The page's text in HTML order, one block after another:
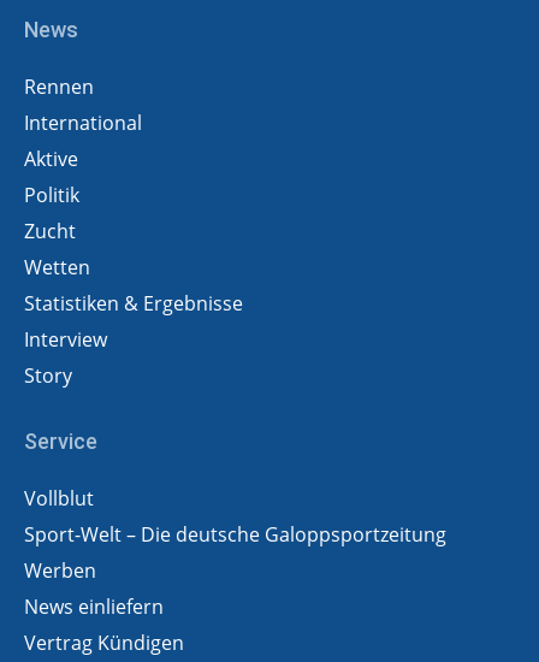
News
Rennen
International
Aktive
Politik
Zucht
Wetten
Statistiken & Ergebnisse
Interview
Story
Service
Vollblut
Sport-Welt – Die deutsche Galoppsportzeitung
Werben
News einliefern
Vertrag Kündigen